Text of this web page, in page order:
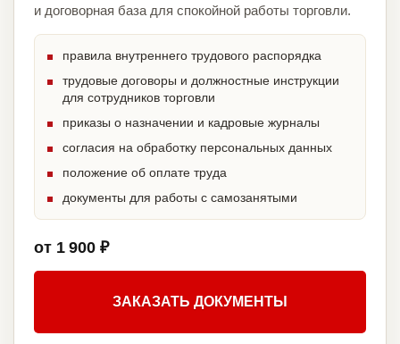
и договорная база для спокойной работы торговли.
правила внутреннего трудового распорядка
трудовые договоры и должностные инструкции
для сотрудников торговли
приказы о назначении и кадровые журналы
согласия на обработку персональных данных
положение об оплате труда
документы для работы с самозанятыми
от 1 900 ₽
ЗАКАЗАТЬ ДОКУМЕНТЫ